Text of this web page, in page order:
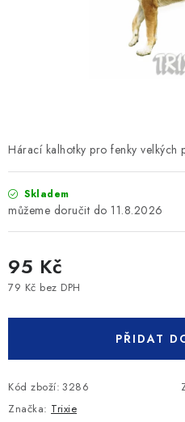
Hárací kalhotky pro fenky velkých
Skladem
11.8.2026
95 Kč
79 Kč bez DPH
PŘIDAT
Kód zboží: 3286
Značka: Trixie